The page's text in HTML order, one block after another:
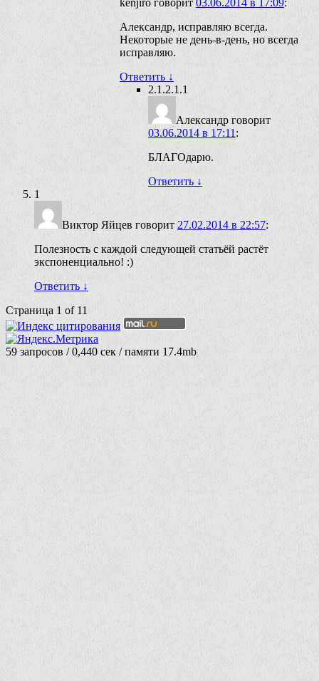
kenjiro говорит 03.06.2014 в 17:09:
Александр, исправляю всегда.
Некоторые не день-в-день, но всегда
исправляю.
Ответить ↓
2.1.2.1.1
Александр говорит
03.06.2014 в 17:11 :
БЛАГОдарю.
Ответить ↓
1
Виктор Яйцев говорит 27.02.2014 в 22:57:
Полезность с каждой следующей статьёй растёт
экспоненциально! :)
Ответить ↓
Страница 1 of 11
59 запросов / 0,440 сек / памяти 17.4mb